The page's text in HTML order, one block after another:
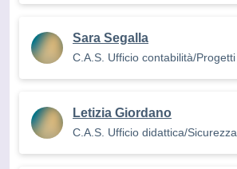
Sara Segalla
C.A.S. Ufficio contabilità/Progetti
Letizia Giordano
C.A.S. Ufficio didattica/Sicurezza